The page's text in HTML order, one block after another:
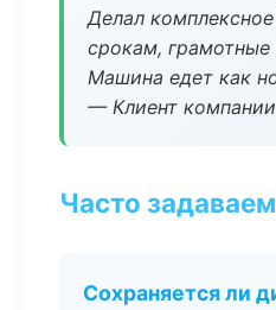
Делал
срокам,
Машина едет как
— Клиент компании
Часто
Сохраняется ли